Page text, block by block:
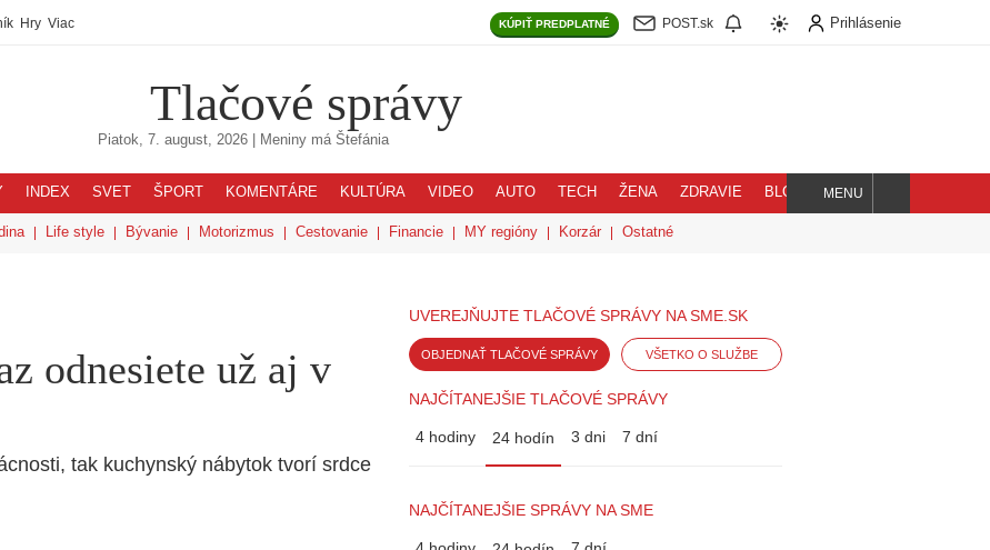
Hry Viac KÚPIŤ PREDPLATNÉ POST.sk Prihlásenie
Tlačové správy
Piatok, 7. august, 2026 | Meniny má Štefánia
INDEX SVET ŠPORT KOMENTÁRE KULTÚRA VIDEO AUTO TECH ŽENA ZDRAVIE BLOG
Hľadaj
MENU
Life style Bývanie Motorizmus Cestovanie Financie MY regióny Korzár Ostatné
odnesiete už aj v
tak kuchynský nábytok tvorí srdce
UVEREJŇUJTE TLAČOVÉ SPRÁVY NA SME.SK
OBJEDNAŤ TLAČOVÉ SPRÁVY VŠETKO O SLUŽBE
NAJČÍTANEJŠIE TLAČOVÉ SPRÁVY
4 hodiny 24 hodín 3 dni 7 dní
NAJČÍTANEJŠIE SPRÁVY NA SME